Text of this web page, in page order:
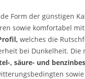
Form der günstigen
sowie komfortabel mit
welches die
bei Dunkelheit. Die
, säure- und